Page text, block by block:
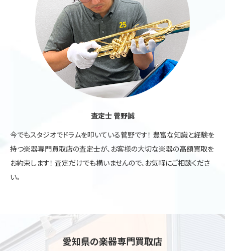
査定士 菅野誠
今でもスタジオでドラムを叩いている菅野です！ 豊富な知識と経験を
持つ楽器専門買取店の査定士が、お客様の大切な楽器の高額買取を
お約束します！ 査定だけでも構いませんので、お気軽にご相談くださ
い。
愛知県の楽器専門買取店